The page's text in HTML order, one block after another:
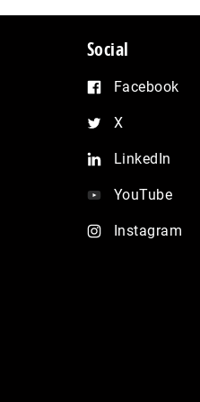
Social
Facebook
X
LinkedIn
YouTube
Instagram